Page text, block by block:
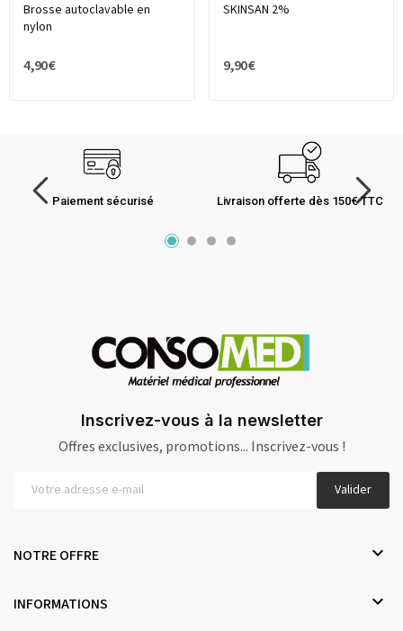
Brosse autoclavable en
nylon
4,90 €
SKINSAN 2%
9,90 €
Paiement sécurisé Livraison offerte dès 150€ TTC
Inscrivez-vous à la newsletter
Offres exclusives, promotions... Inscrivez-vous !
Valider
NOTRE OFFRE 
INFORMATIONS 